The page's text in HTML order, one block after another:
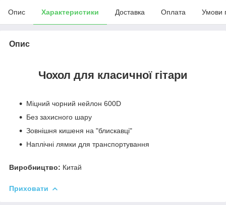
Опис Характеристики Доставка Оплата Умови
Опис
Чохол для класичної гітари
Міцний чорний нейлон 600D
Без захисного шару
Зовнішня кишеня на "блискавці"
Наплічні лямки для транспортування
Виробництво: Китай
Приховати